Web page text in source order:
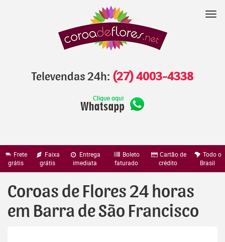
Televendas 24h: (27) 4003-4338
Frete
grátis
Faixa
grátis
Entrega
imediata
Boleto
faturado
Cartão de
crédito
Todo o
Brasil
Coroas de Flores 24 horas
em Barra de São Francisco